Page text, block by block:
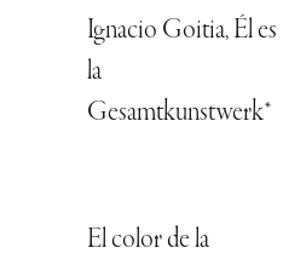
Ignacio Goitia, Él es
la
Gesamtkunstwerk*
El color de la